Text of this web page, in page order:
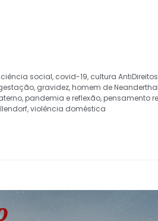
social, covid-19, cultura
, gravidez,homem de Neanderthal
,pandemia e reflexão,pensamento
,violência doméstica